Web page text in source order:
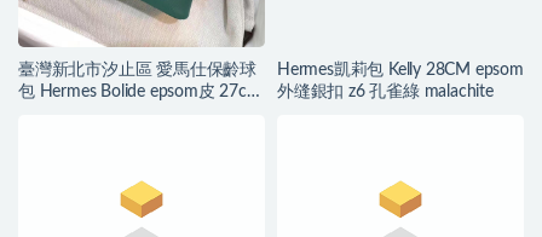
臺灣新北市汐止區 愛馬仕保齡球
包 Hermes Bolide epsom皮 27cm
Hermes凱莉包 Kelly 28CM epsom
外缝銀扣 z6 孔雀綠 malachite